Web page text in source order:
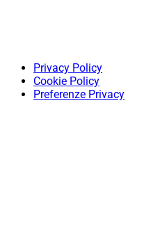
Privacy Policy
Cookie Policy
Preferenze Privacy